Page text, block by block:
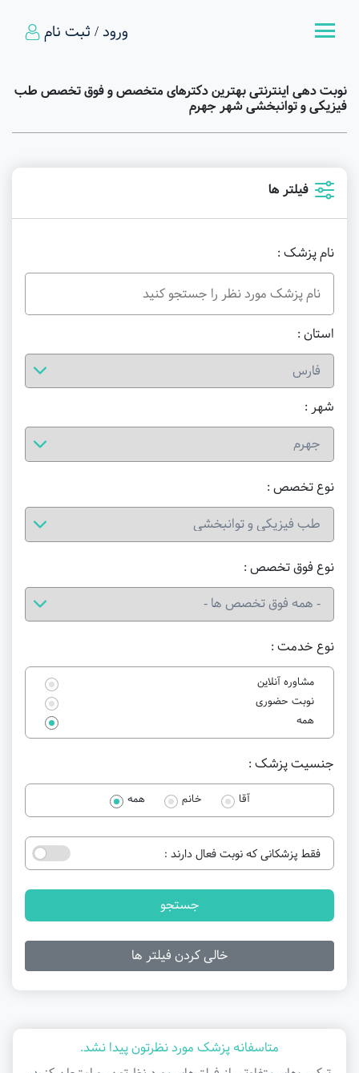
ورود / ثبت نام
نوبت دهی اینترنتی بهترین دکترهای متخصص و فوق تخصص طب
فیزیکی و توانبخشی شهر جهرم
فیلتر ها
نام پزشک :
استان :
شهر :
نوع خدمت :
مشاوره آنلاین
نوبت حضوری
همه
نوع تخصص :
نوع فوق تخصص :
جنسیت پزشک :
آقا خانم همه
فقط پزشکانی که نوبت فعال دارند :
جستجو
خالی کردن فیلتر ها
متاسفانه پزشک مورد نظرتون پیدا نشد.